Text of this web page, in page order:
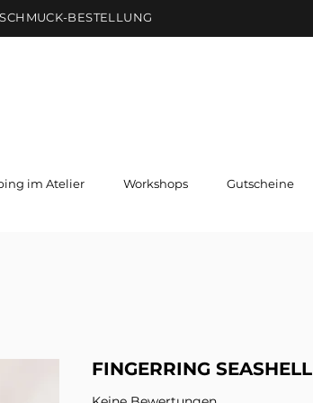
BESTELLUNG
im Atelier Workshops Gutscheine
FINGERRING SEASHELL